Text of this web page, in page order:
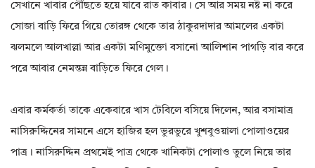
সেখানে খাবার পৌঁছতে হয়ে যাবে রাত কাবার। সে আর সময় নষ্ট না করে
সোজা বাড়ি ফিরে গিয়ে তোরঙ্গ থেকে তার ঠাকুরদাদার আমলের একটা
ঝলমলে আলখাল্লা আর একটা মণিমুক্তো বসানো আলিশান পাগড়ি বার করে
পরে আবার নেমন্তন্ন বাড়িতে ফিরে গেল।
এবার কর্মকর্তা তাকে একেবারে খাস টেবিলে বসিয়ে দিলেন, আর বসামাত্র
নাসিরুদ্দিনের সামনে এসে হাজির হল ভুরভুরে খুশবুওয়ালা পোলাওয়ের
পাত্র। নাসিরুদ্দিন প্রথমেই পাত্র থেকে খানিকটা পোলাও তুলে নিয়ে তার